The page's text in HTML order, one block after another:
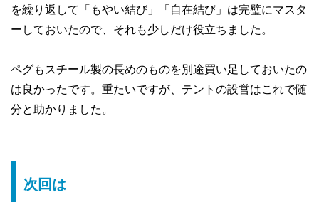
を繰り返して「もやい結び」「自在結び」は完璧にマスタ
ーしておいたので、それも少しだけ役立ちました。
ペグもスチール製の長めのものを別途買い足しておいたの
は良かったです。重たいですが、テントの設営はこれで随
分と助かりました。
次回は